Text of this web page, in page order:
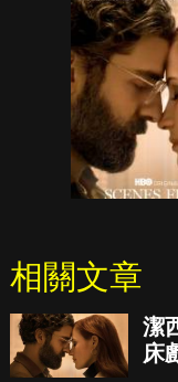
相關文章
潔
床